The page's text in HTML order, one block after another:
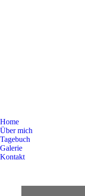
Home
Über mich
Tagebuch
Galerie
Kontakt